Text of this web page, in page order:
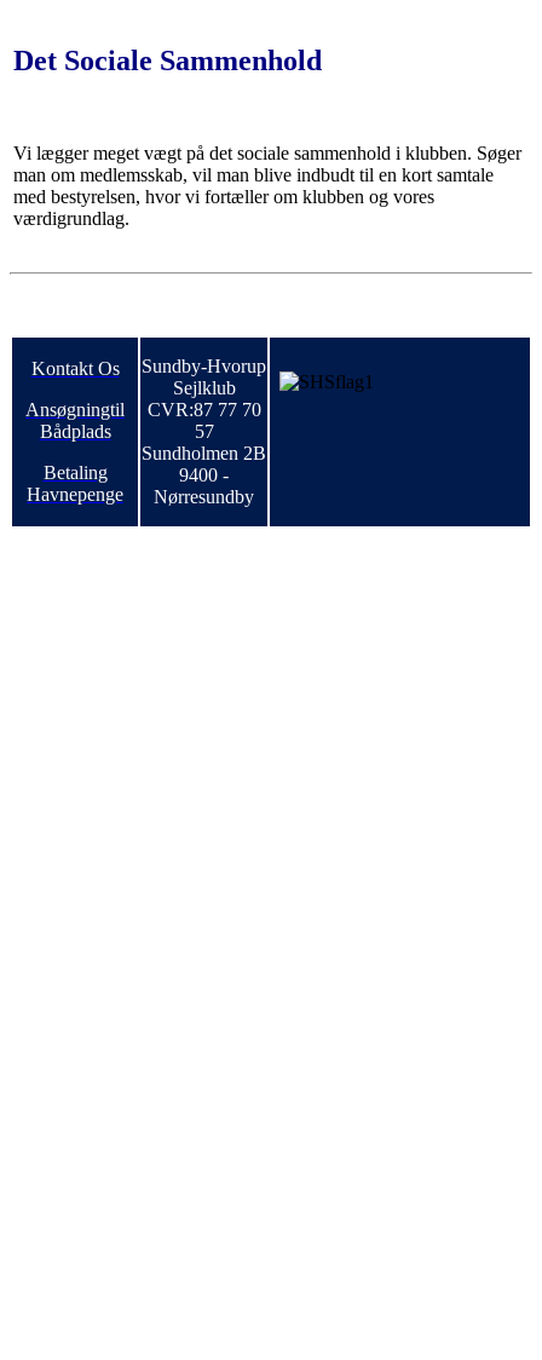
Det Sociale Sammenhold
Vi lægger meget vægt på det sociale sammenhold i klubben. Søger
man om medlemsskab, vil man blive indbudt til en kort samtale
med bestyrelsen, hvor vi fortæller om klubben og vores
værdigrundlag.
Kontakt Os
Ansøgningtil
Bådplads
Betaling
Havnepenge
Sundby-Hvorup
Sejlklub
CVR:87 77 70
57
Sundholmen 2B
9400 -
Nørresundby